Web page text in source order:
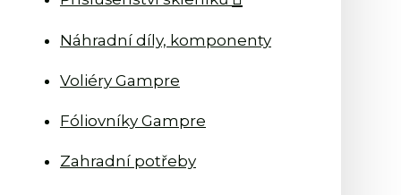
Náhradní díly, komponenty
Voliéry Gampre
Fóliovníky Gampre
Zahradní potřeby